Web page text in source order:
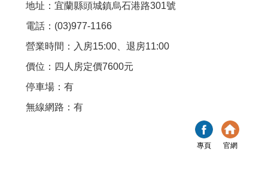
地址：宜蘭縣頭城鎮烏石港路301號
電話：(03)977-1166
營業時間：入房15:00、退房11:00
價位：四人房定價7600元
停車場：有
無線網路：有
專頁 官網